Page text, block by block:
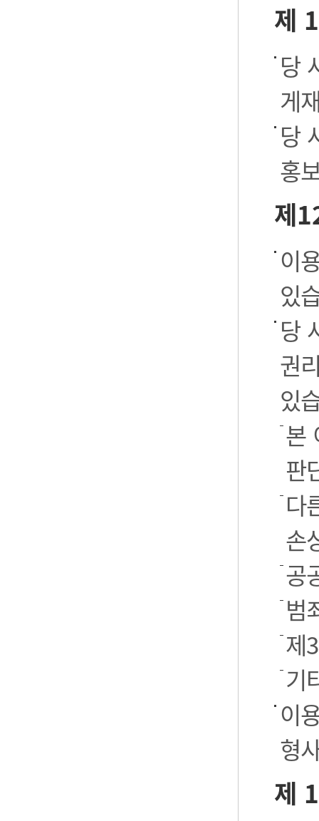
제
당
게
당
홍
제
이
있
당
권
있
본
판
다
손
공
범
제
기
이
형
제